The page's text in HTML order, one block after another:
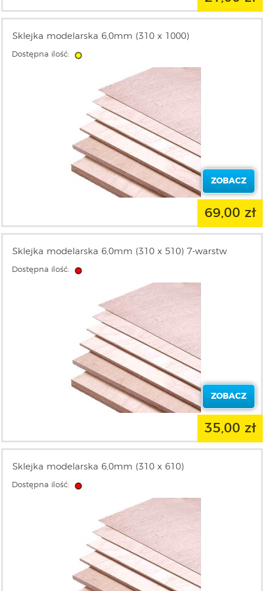
Sklejka modelarska 6,0mm (310 x 1000)
Dostępna ilość:
ZOBACZ
69,00 zł
Sklejka modelarska 6,0mm (310 x 510) 7-warstw
Dostępna ilość:
ZOBACZ
35,00 zł
Sklejka modelarska 6,0mm (310 x 610)
Dostępna ilość: